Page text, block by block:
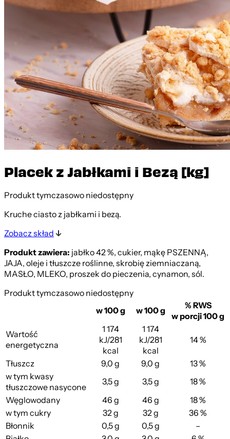
Placek z Jabłkami i Bezą [kg]
Produkt tymczasowo niedostępny
Kruche ciasto z jabłkami i bezą.
Zobacz skład
Produkt zawiera: jabłko 42 %, cukier, mąkę PSZENNĄ,
JAJA, oleje i tłuszcze roślinne, skrobię ziemniaczaną,
MASŁO, MLEKO, proszek do pieczenia, cynamon, sól.
Produkt tymczasowo niedostępny
w 100 g
w 100 g
% RWS
w porcji 100 g
Wartość
energetyczna
1 174
kJ/281
kcal
1 174
kJ/281
kcal
14 %
Tłuszcz 9,0 g 9,0 g
13 %
w tym kwasy
tłuszczowe nasycone
3,5 g 3,5 g
18 %
Węglowodany
46 g 46 g
18 %
w tym cukry
32 g 32 g
36 %
Błonnik
0,5 g 0,5 g
–